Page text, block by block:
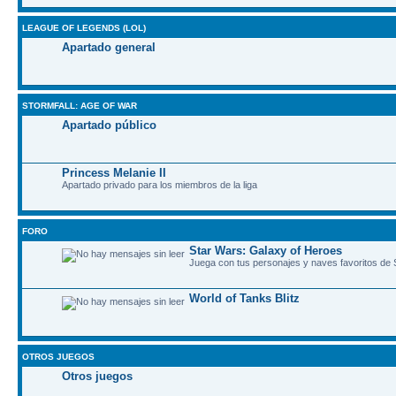
LEAGUE OF LEGENDS (LOL)
Apartado general
STORMFALL: AGE OF WAR
Apartado público
Princess Melanie II
Apartado privado para los miembros de la liga
FORO
Star Wars: Galaxy of Heroes
Juega con tus personajes y naves favoritos de
World of Tanks Blitz
OTROS JUEGOS
Otros juegos